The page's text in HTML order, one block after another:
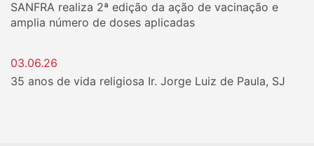
SANFRA realiza 2ª edição da ação de vacinação e
amplia número de doses aplicadas
03.06.26
35 anos de vida religiosa Ir. Jorge Luiz de Paula, SJ